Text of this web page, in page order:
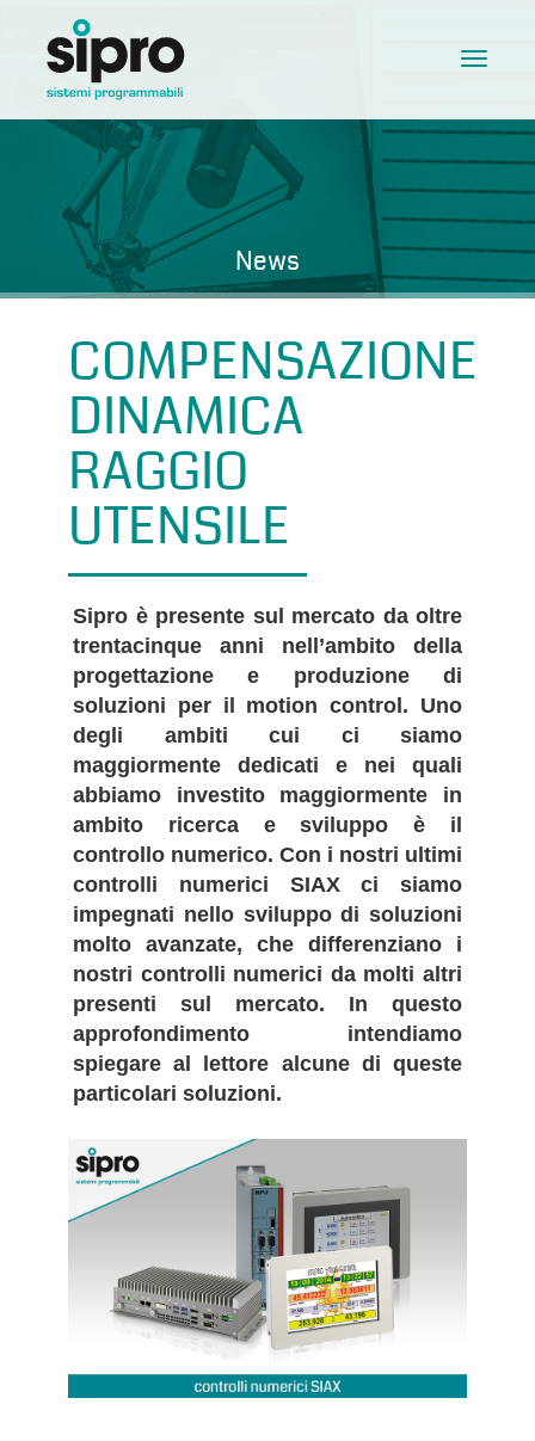
News
Toggle
COMPENSAZIONE
DINAMICA
RAGGIO
UTENSILE
Sipro è presente sul mercato da oltre
trentacinque anni nell’ambito della
progettazione e produzione di
soluzioni per il motion control. Uno
degli ambiti cui ci siamo
maggiormente dedicati e nei quali
abbiamo investito maggiormente in
ambito ricerca e sviluppo è il
controllo numerico. Con i nostri ultimi
controlli numerici SIAX ci siamo
impegnati nello sviluppo di soluzioni
molto avanzate, che differenziano i
nostri controlli numerici da molti altri
presenti sul mercato. In questo
approfondimento intendiamo
spiegare al lettore alcune di queste
particolari soluzioni.